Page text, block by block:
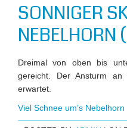
SONNIGER
NEBELHORN
Dreimal von oben bis
gereicht. Der Ansturm
erwartet.
Viel Schnee um’s Nebelhorn